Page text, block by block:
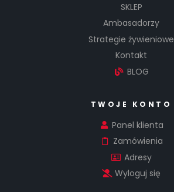
SKLEP
Ambasadorzy
Strategie żywieniowe
Kontakt
BLOG
TWOJE KONTO
Panel klienta
Zamówienia
Adresy
Wyloguj się